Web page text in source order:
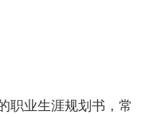
业生涯规划书，常